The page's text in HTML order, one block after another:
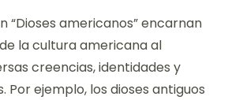
“Dioses americanos” encarnan
la cultura americana al
creencias, identidades y
Por ejemplo, los dioses antiguos